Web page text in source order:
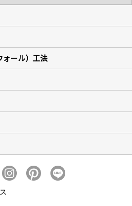
ォール）工法
リノベーション）
号) Hi・da・ma・ri の家
住宅
い
ウスの意味とは？